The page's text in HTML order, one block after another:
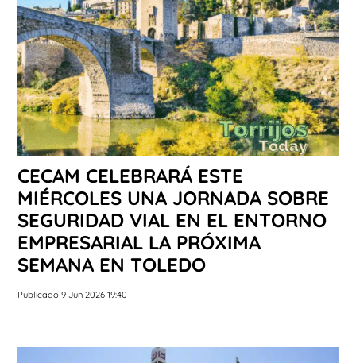
CECAM CELEBRARÁ ESTE
MIÉRCOLES UNA JORNADA SOBRE
SEGURIDAD VIAL EN EL ENTORNO
EMPRESARIAL LA PRÓXIMA
SEMANA EN TOLEDO
Publicado 9 Jun 2026 19:40